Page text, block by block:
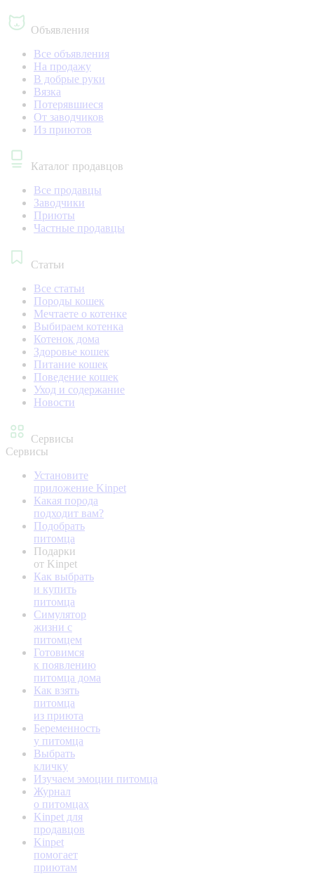
Объявления
Все объявления
На продажу
В добрые руки
Вязка
Потерявшиеся
От заводчиков
Из приютов
Каталог продавцов
Все продавцы
Заводчики
Приюты
Частные продавцы
Статьи
Все статьи
Породы кошек
Мечтаете о котенке
Выбираем котенка
Котенок дома
Здоровье кошек
Питание кошек
Поведение кошек
Уход и содержание
Новости
Сервисы
Сервисы
Установите
приложение Kinpet
Какая порода
подходит вам?
Подобрать
питомца
Подарки
от Kinpet
Как выбрать
и купить
питомца
Симулятор
жизни с
питомцем
Готовимся
к появлению
питомца дома
Как взять
питомца
из приюта
Беременность
у питомца
Выбрать
кличку
Изучаем эмоции питомца
Журнал
о питомцах
Kinpet для
продавцов
Kinpet
помогает
приютам